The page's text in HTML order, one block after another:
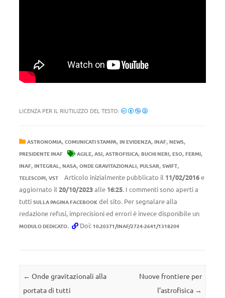
LICENZA PER IL RIUTILIZZO DEL TESTO:
ASTRONOMIA, COMUNICATI STAMPA, IN EVIDENZA, INAF, NEWS,
PRESIDENTE INAF AGILE, ASI, ASTROFISICA, BUCHI NERI, ESO, FERMI,
INAF, INTEGRAL, NASA, ONDE GRAVITAZIONALI, PULSAR, SWIFT,
TELESCOPI, VST Articolo inizialmente pubblicato il 11/02/2016e
aggiornato il 20/10/2023alle 16:25. I commenti sono aperti a
tutti SULLA PAGINA FACEBOOK del sito. Per segnalare alla
redazione refusi, imprecisioni ed errori è invece disponibile un
MODULO DEDICATO. Doi: 10.20371/INAF/2724-2641/1318204
Navigazione articolo
← Onde gravitazionali alla
portata di tutti
Nuove frontiere per
l’astrofisica →